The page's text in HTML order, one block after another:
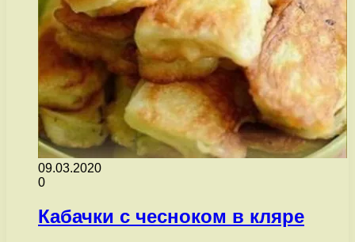
09.03.2020
0
Кабачки с чесноком в кляре